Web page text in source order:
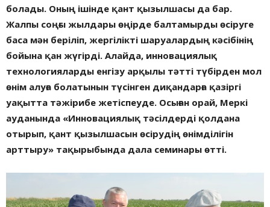
болады. Оның ішінде қант қызылшасы да бар.
Жалпы соңғы жылдары өңірде балтамырды өсіруге
баса мән беріліп, жергілікті шаруалардың кәсібінің
бойына қан жүгірді. Алайда, инновациялық
технологияларды енгізу арқылы тәтті түбірден мол
өнім алуға болатынын түсінген диқандарға қазіргі
уақытта тәжірибе жетіспеуде. Осыған орай, Меркі
ауданында «Инновациялық тәсілдерді қолдана
отырып, қант қызылшасын өсірудің өнімділігін
арттыру» тақырыбында дала семинары өтті.